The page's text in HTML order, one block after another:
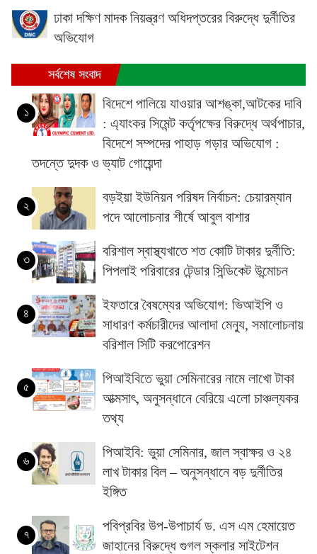
ঢাকা দক্ষিণ মাদক নিয়ন্ত্রণ অধিদপ্তরের বিরুদ্ধে দুর্নীতির
অভিযোগ
সর্বশেষ সংবাদ
১
বিদেশে পালিয়ে যাওয়ার আশঙ্কা,আটকের দাবি
: এ্যাংকর সিমেন্ট কর্তৃপক্ষের বিরুদ্ধে অর্থপাচার,
বিদেশে সম্পদের পাহাড় গড়ার অভিযোগ :
তদন্তে দুদক ও ভ্যাট গোয়েন্দা
২
বড়ইয়া ইউনিয়ন পরিষদ নির্বাচন: চেয়ারম্যান
পদে আলোচনার শীর্ষে আবুল বাশার
৩
বরিশাল স্বাস্থ্যখাতে শত কোটি টাকার দুর্নীতি:
পিপলাই পরিবারের টেন্ডার সিন্ডিকেট উন্মোচন
৪
ইফতারে বৈষম্যের অভিযোগ: ভিআইপি ও
সাধারণ কর্মচারীদের আলাদা মেন্যু, সমালোচনায়
বরিশাল সিটি করপোরেশন
৫
পিআইবিতে ভুয়া সেমিনারের নামে লাখো টাকা
আত্মসাৎ, অনুসন্ধানে বেরিয়ে এলো চাঞ্চল্যকর
তথ্য
৬
পিআইবি: ভুয়া সেমিনার, জাল স্বাক্ষর ও ২৪
লাখ টাকার বিল – অনুসন্ধানে বড় দুর্নীতির
ইঙ্গিত
৭
পবিপ্রবির উপ-উপাচার্য ড. এস এম হেমায়েত
জাহানের বিরুদ্ধে গুগল স্কলার সাইটেশন